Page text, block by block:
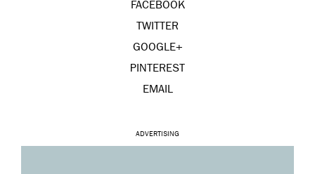
FACEBOOK
TWITTER
GOOGLE+
PINTEREST
EMAIL
ADVERTISING